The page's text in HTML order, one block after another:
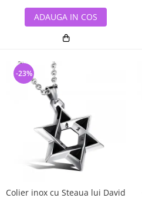
ADAUGA IN COS
Colier inox cu Steaua lui David
-23%